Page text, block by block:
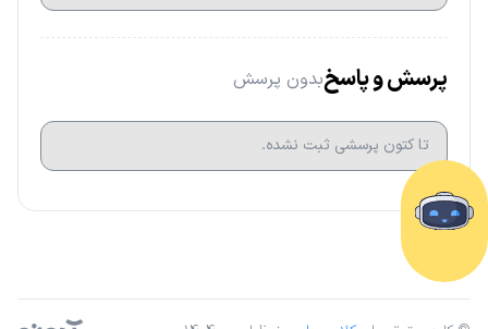
پرسش و پاسخبدون پرسش
تا کتون پرسشی ثبت نشده.